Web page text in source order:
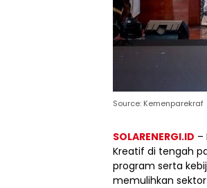
Source: Kemenparekraf
SOLARENERGI.ID –
Kreatif di tengah
program serta
memulihkan